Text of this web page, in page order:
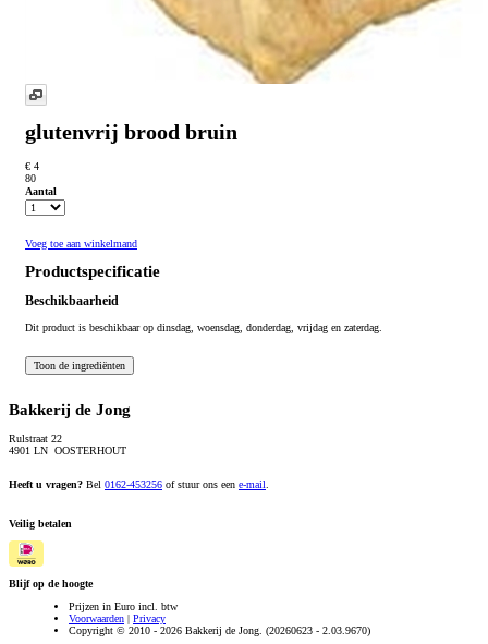
glutenvrij brood bruin
€ 4
80
Aantal
Voeg toe aan winkelmand
Productspecificatie
Beschikbaarheid
Dit product is beschikbaar op dinsdag, woensdag, donderdag, vrijdag en zaterdag.
Bakkerij de Jong
Rulstraat 22
4901 LN OOSTERHOUT
Heeft u vragen? Bel 0162-453256 of stuur ons een e-mail
Veilig betalen
Blijf op de hoogte
Prijzen in Euro incl. btw
Voorwaarden | Privacy
Copyright © 2010 - 2026 Bakkerij de Jong. (20260623 - 2.03.9670)